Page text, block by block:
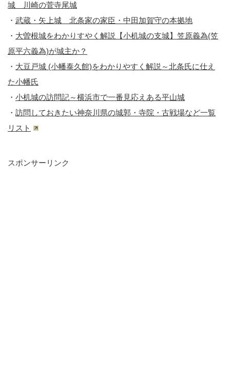
城 川崎の菅寺尾城
・ 武蔵・矢上城 北条家の家臣・中田加賀守の本拠地
・ 大曽根城をわかりすやく解説【小机城の支城】笠原義為(笠
原平六義為)が城主か？
・ 大豆戸城 (小幡泰久館)をわかりやすく解説～北条氏に仕え
た小幡氏
・ 小机城の訪問記～横浜市で一番見応えある平山城
・ 訪問しておきたい神奈川県の城郭・寺院・古戦場など一覧
リスト
スポンサーリンク